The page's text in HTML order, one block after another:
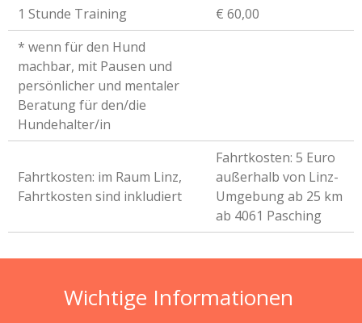
1 Stunde Training
€ 60,00
* wenn für den Hund
machbar, mit Pausen und
persönlicher und mentaler
Beratung für den/die
Hundehalter/in
Fahrtkosten: im Raum Linz,
Fahrtkosten sind inkludiert
Fahrtkosten: 5 Euro
außerhalb von Linz-
Umgebung ab 25 km
ab 4061 Pasching
Wichtige Informationen